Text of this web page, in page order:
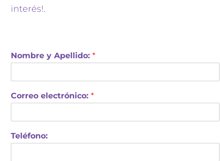
interés!.
Nombre y Apellido: *
Correo electrónico: *
Teléfono: